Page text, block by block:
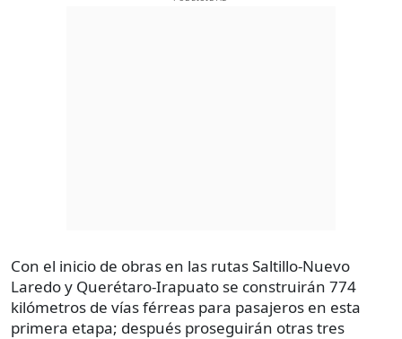
Con el inicio de obras en las rutas Saltillo-Nuevo
Laredo y Querétaro-Irapuato se construirán 774
kilómetros de vías férreas para pasajeros en esta
primera etapa; después proseguirán otras tres